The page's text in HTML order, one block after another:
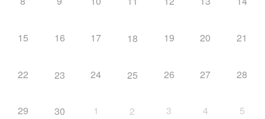
15 16 17 18 19 20 21
22 23 24 25 26 27 28
29 30 1 2 3 4 5